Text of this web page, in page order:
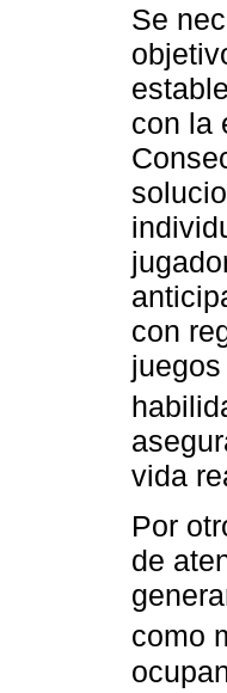
Se
con la
con
vida
Por
de
como